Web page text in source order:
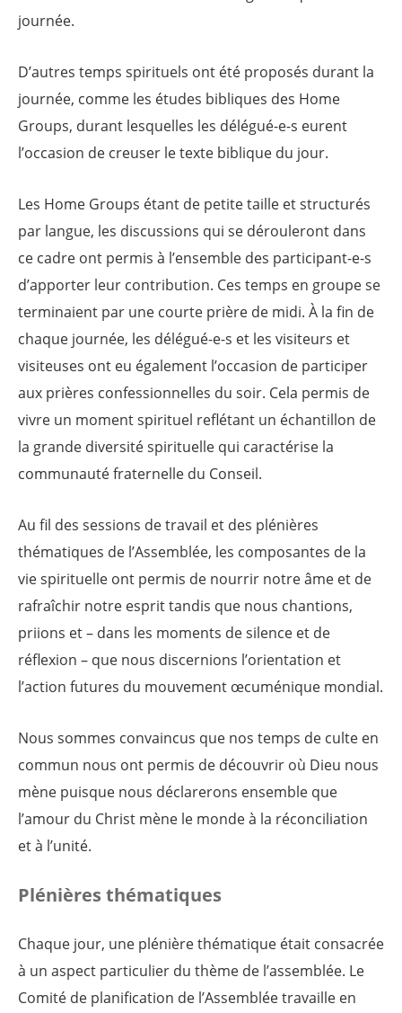
journée.
D’autres temps spirituels ont été proposés durant la
journée, comme les études bibliques des Home
Groups, durant lesquelles les délégué-e-s eurent
l’occasion de creuser le texte biblique du jour.
Les Home Groups étant de petite taille et structurés
par langue, les discussions qui se dérouleront dans
ce cadre ont permis à l’ensemble des participant-e-s
d’apporter leur contribution. Ces temps en groupese
terminaient par une courte prière de midi. À la fin de
chaque journée, les délégué-e-s et les visiteurs et
visiteuses ont eu également l’occasion de participer
aux prières confessionnelles du soir. Cela permis de
vivre un moment spirituel reflétant un échantillon de
la grande diversité spirituelle qui caractérise la
communauté fraternelle du Conseil.
Au fil des sessions de travail et des plénières
thématiques de l’Assemblée, les composantes de la
vie spirituelle ont permis de nourrir notre âme et de
rafraîchir notre esprit tandis que nous chantions,
priions et – dans les moments de silence et de
réflexion – que nous discernions l’orientation et
l’action futures du mouvement œcuménique mondial.
Nous sommes convaincus que nos temps de culte en
commun nous ont permis de découvrir où Dieu nous
mène puisque nous déclarerons ensemble que
l’amour du Christ mène le monde à la réconciliation
et à l’unité.
Plénières thématiques
Chaque jour, une plénière thématique était consacrée
à un aspect particulier du thème de l’assemblée. Le
Comité de planification de l’Assemblée travaille en